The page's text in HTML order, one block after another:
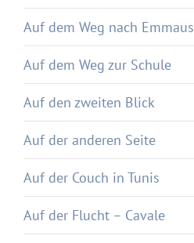
Auf dem Weg nach Emmaus
Auf dem Weg zur Schule
Auf den zweiten Blick
Auf der anderen Seite
Auf der Couch in Tunis
Auf der Flucht – Cavale